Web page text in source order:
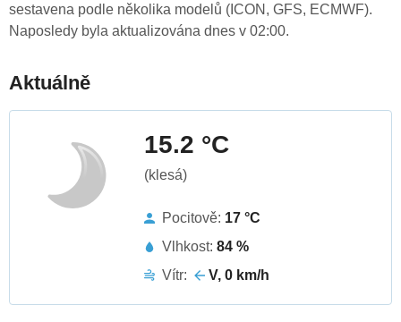
sestavena podle několika modelů (ICON, GFS, ECMWF).
Naposledy byla aktualizována dnes v 02:00.
Aktuálně
15.2 °C
(klesá)
Pocitově: 17 °C
Vlhkost: 84 %
Vítr:
V, 0 km/h